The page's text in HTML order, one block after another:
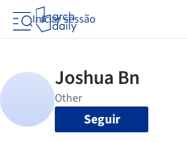
Iniciar sessão
Seguir